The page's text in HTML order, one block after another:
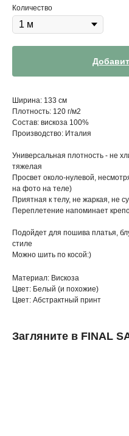
Количество
Ширина: 133 см
Плотность: 120 г/м2
Состав: вискоза 100%
Производство: Италия
Универсальная плотность - не
тяжелая
Просвет около-нулевой,
на фото на теле)
Приятная к телу, не жаркая, не
Переплетение напоминает
Подойдет для пошива платья,
стиле
Можно шить по косой:)
Материал: Вискоза
Цвет: Белый (и похожие)
Цвет: Абстрактный принт
Загляните в FINAL